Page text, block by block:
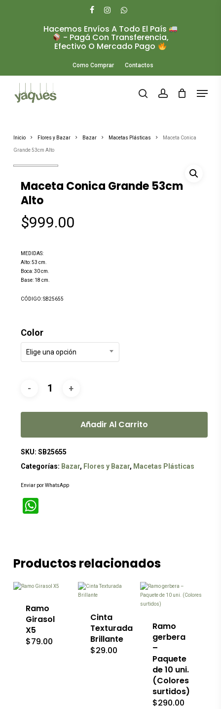
Hacemos Envíos A Todo El País
- Pagá Con Transferencia,
Efectivo O Mercado Pago
Como Comprar Contactos
search account
Menu
Inicio Flores y Bazar Bazar Macetas Plásticas Maceta Conica
Grande 53cm Alto
Maceta Conica Grande 53cm
Alto
$999.00
MEDIDAS:
Alto: 53 cm.
Boca: 30 cm.
Base: 18 cm.
CÓDIGO: SB25655
Color
Elige una opción
Añadir Al Carrito
SKU: SB25655
Categorías: Bazar, Flores y Bazar, Macetas Plásticas
Enviar por WhatsApp
WhatsApp
Productos relacionados
Ramo
Girasol
X5
$79.00
Este
tiene
múltiples
pueden
elegir
Cinta
Texturada
Brillante
$29.00
Ramo
gerbera
–
Paquete
de 10 uni.
(Colores
surtidos)
$290.00